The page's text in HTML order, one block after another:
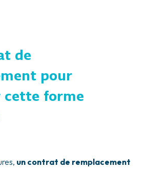
de
pour
cette forme
un contrat de remplacement